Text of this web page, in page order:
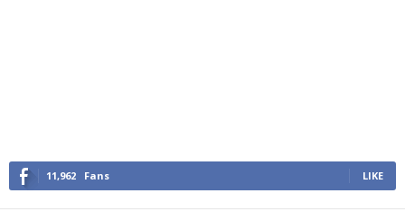
11,962 Fans LIKE